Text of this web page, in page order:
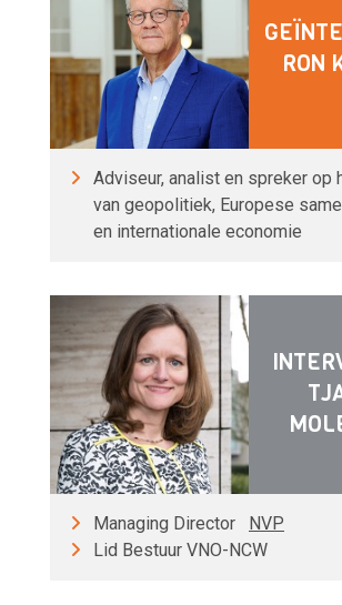
RON
Adviseur, analist en spreker op
van geopolitiek, Europese
en internationale economie
Managing Director NVP
Lid Bestuur VNO-NCW